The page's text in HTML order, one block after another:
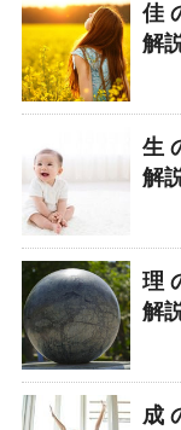
佳
解
生
解
理
解
成